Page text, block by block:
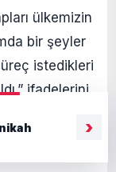
ülkemizin
bir şeyler
istedikleri
ifadelerini
›